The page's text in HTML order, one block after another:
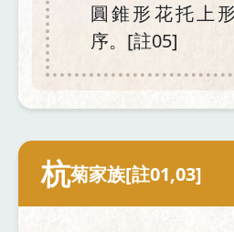
圓錐形花托上
序。[註05]
杭菊家族[註01,03]